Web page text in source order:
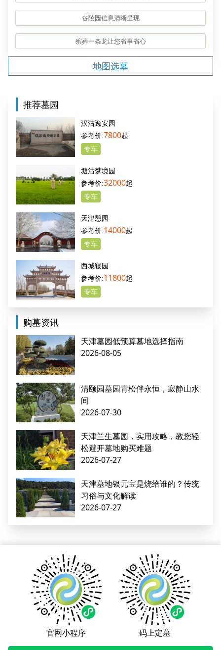
各陵园信息清晰呈现
殡葬一条龙让您省事省心
地图选墓
推荐墓园
汉沽逸安园
7800起
专车
塘沽梦境园
32000起
专车
天津憩园
14000起
专车
西城寝园
11800起
专车
购墓资讯
天津墓园低预算墓地选择指南
2026-08-05
清颐园墓园青松伴永恒，寂静山水
间
2026-07-30
天津兰生墓园，实用攻略，教您轻
松避开墓地购买难题
2026-07-27
天津墓地银元宝是烧给谁的？传统
习俗与文化解读
2026-07-27
官网小程序 码上定墓